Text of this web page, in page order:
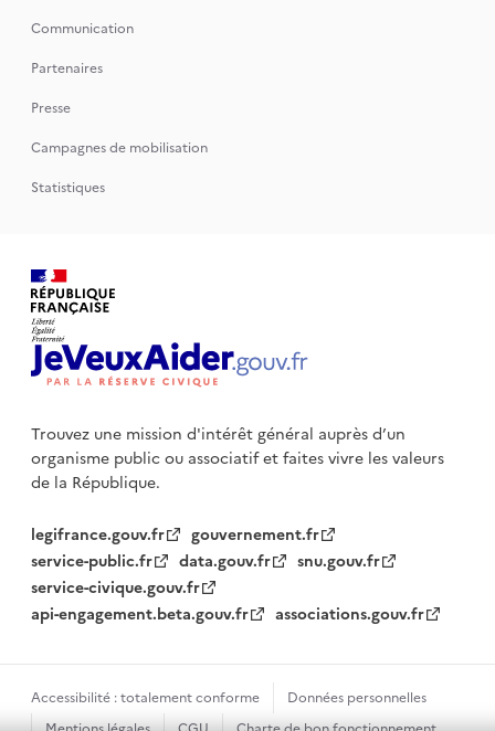
Communication
Partenaires
Presse
Campagnes de mobilisation
Statistiques
Trouvez une mission d'intérêt général auprès d’un
organisme publicou associatif et faites vivre les valeurs
de la République.
legifrance.gouv.fr
gouvernement.fr
service-public.fr
data.gouv.fr
snu.gouv.fr
service-civique.gouv.fr
api-engagement.beta.gouv.fr
associations.gouv.fr
Accessibilité : totalement conforme
Données personnelles